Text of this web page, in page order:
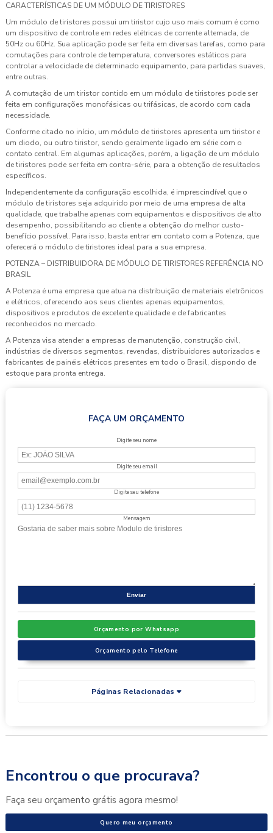
CARACTERÍSTICAS DE UM MÓDULO DE TIRISTORES
Um módulo de tiristores possui um tiristor cujo uso mais comum é como
um dispositivo de controle em redes elétricas de corrente alternada, de
50Hz ou 60Hz. Sua aplicação pode ser feita em diversas tarefas, como para
comutações para controle de temperatura, conversores estáticos para
controlar a velocidade de determinado equipamento, para partidas suaves,
entre outras.
A comutação de um tiristor contido em um módulo de tiristores pode ser
feita em configurações monofásicas ou trifásicas, de acordo com cada
necessidade.
Conforme citado no início, um módulo de tiristores apresenta um tiristor e
um diodo, ou outro tiristor, sendo geralmente ligado em série com o
contato central. Em algumas aplicações, porém, a ligação de um módulo
de tiristores pode ser feita em contra-série, para a obtenção de resultados
específicos.
Independentemente da configuração escolhida, é imprescindível que o
módulo de tiristores seja adquirido por meio de uma empresa de alta
qualidade, que trabalhe apenas com equipamentos e dispositivos de alto
desempenho, possibilitando ao cliente a obtenção do melhor custo-
benefício possível. Para isso, basta entrar em contato com a Potenza, que
oferecerá o módulo de tiristores ideal para a sua empresa.
POTENZA – DISTRIBUIDORA DE MÓDULO DE TIRISTORES REFERÊNCIA NO
BRASIL
A Potenza é uma empresa que atua na distribuição de materiais eletrônicos
e elétricos, oferecendo aos seus clientes apenas equipamentos,
dispositivos e produtos de excelente qualidade e de fabricantes
reconhecidos no mercado.
A Potenza visa atender a empresas de manutenção, construção civil,
indústrias de diversos segmentos, revendas, distribuidores autorizados e
fabricantes de painéis elétricos presentes em todo o Brasil, dispondo de
estoque para pronta entrega.
FAÇA UM ORÇAMENTO
Digite seu nome
Digite seu email
Digite seu telefone
Mensagem
Orçamento por Whatsapp
Orçamento pelo Telefone
Páginas Relacionadas
Encontrou o que procurava?
Faça seu orçamento grátis agora mesmo!
Quero meu orçamento